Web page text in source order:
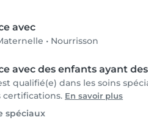
avec
• Nourrisson
avec des enfants ayant
qualifié(e) dans les soins
certifications. En savoir plus
spéciaux